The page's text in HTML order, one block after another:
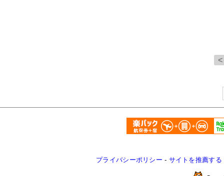
プライバシーポリシー - サイトを推薦する